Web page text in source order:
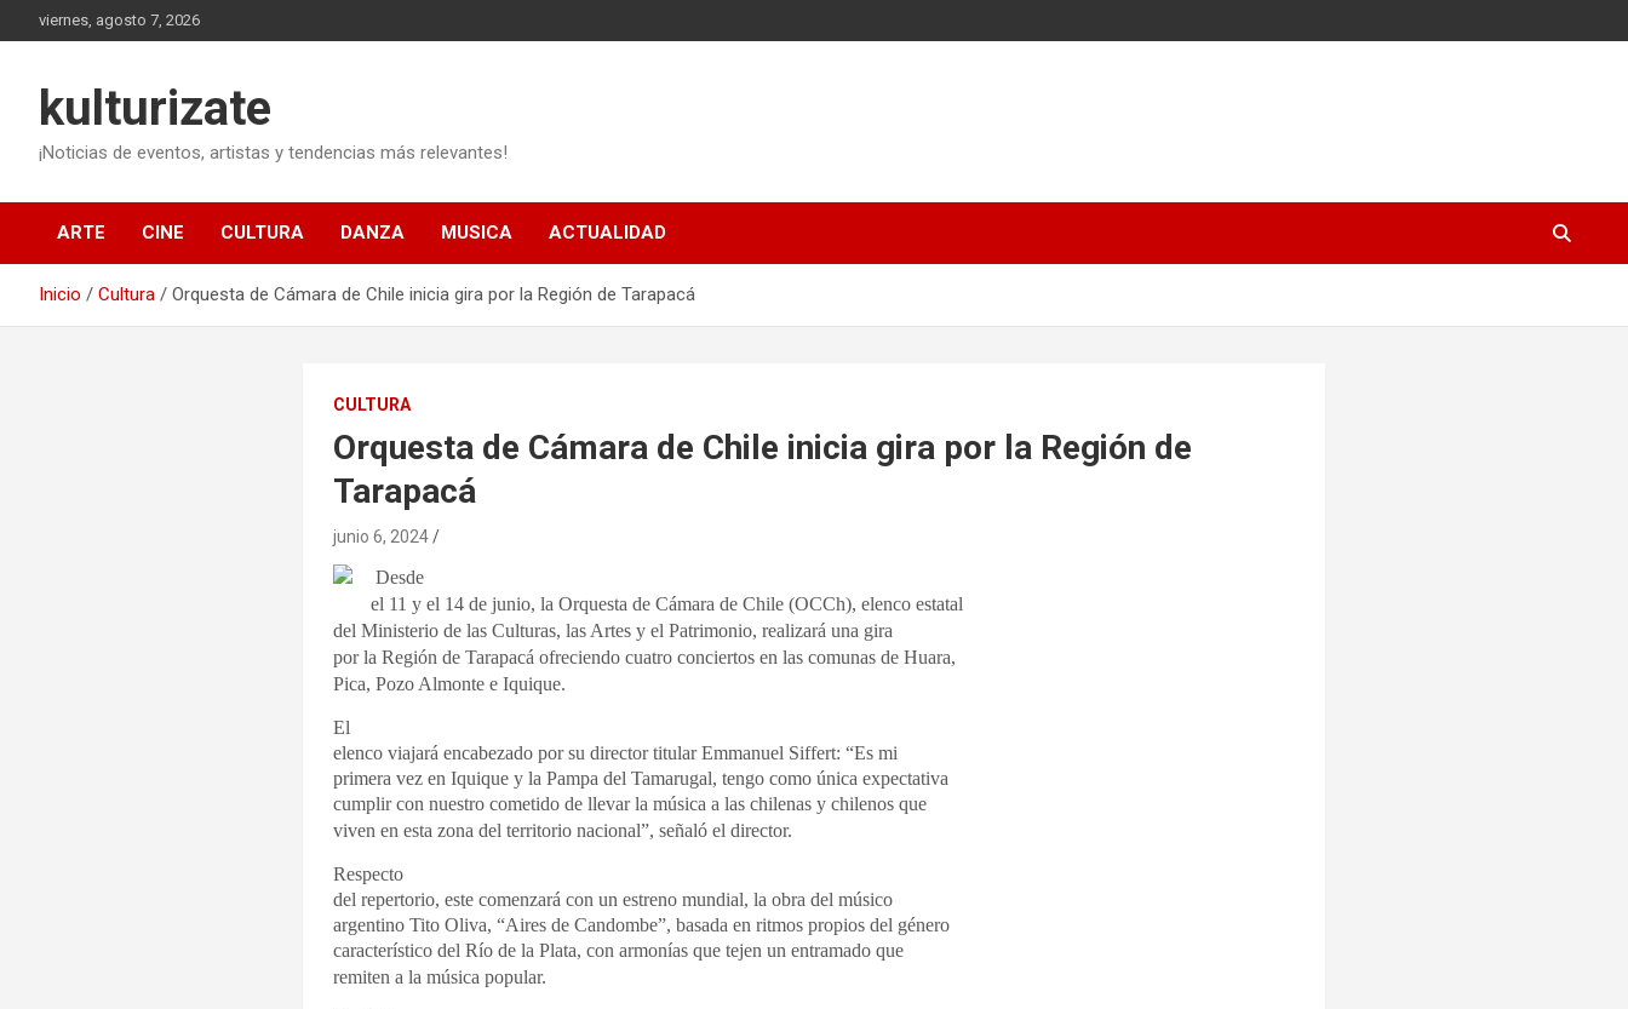
al
viernes, agosto 7, 2026
kulturizate
¡Noticias de eventos, artistas y tendencias más relevantes!
ARTE CINE CULTURA DANZA MUSICA ACTUALIDAD
Inicio Cultura Orquesta de Cámara de Chile inicia gira por la Región de Tarapacá
CULTURA
Orquesta de Cámara de Chile inicia gira por la Región de
Tarapacá
junio 6, 2024
Desde
el 11 y el 14 de junio, la Orquesta de Cámara de Chile (OCCh), elenco estatal
del Ministerio de las Culturas, las Artes y el Patrimonio, realizará una gira
por la Región de Tarapacá ofreciendo cuatro conciertos en las comunas de Huara,
Pica, Pozo Almonte e Iquique.
El
elenco viajará encabezado por su director titular Emmanuel Siffert: “Es mi
primera vez en Iquique y la Pampa del Tamarugal, tengo como única expectativa
cumplir con nuestro cometido de llevar la música a las chilenas y chilenos que
viven en esta zona del territorio nacional”, señaló el director.
Respecto
del repertorio, este comenzará con un estreno mundial, la obra del músico
argentino Tito Oliva, “Aires de Candombe”, basada en ritmos propios del género
característico del Río de la Plata, con armonías que tejen un entramado que
remiten a la música popular.